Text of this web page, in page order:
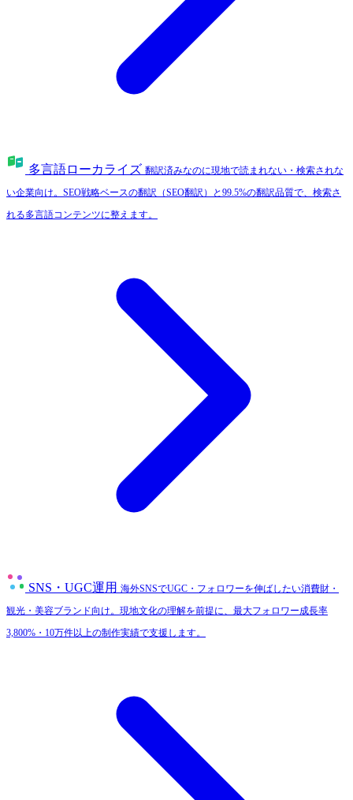
多言語ローカライズ 翻訳済みなのに現地で読まれない・検索されな
い企業向け。SEO戦略ベースの翻訳（SEO翻訳）と99.5%の翻訳品質で、検索さ
れる多言語コンテンツに整えます。
SNS・UGC運用 海外SNSでUGC・フォロワーを伸ばしたい消費財・
観光・美容ブランド向け。現地文化の理解を前提に、最大フォロワー成長率
3,800%・10万件以上の制作実績で支援します。